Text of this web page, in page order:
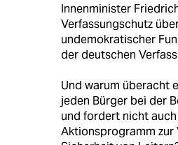
Innenminister
Verfassungschutz
undemokratischer
der deutschen
Und warum überacht
jeden Bürger bei der
und fordert nicht
Aktionsprogramm zur